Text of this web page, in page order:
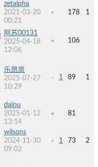
zetalpha
2021-03-20
00:21
178 1
阿苏00131
2025-04-18
12:06
106
乐昂岚
2025-07-27
10:29
1 89 1
dalou
2025-01-12
13:14
81
wilsons
2024-11-30
09:02
1 73 2